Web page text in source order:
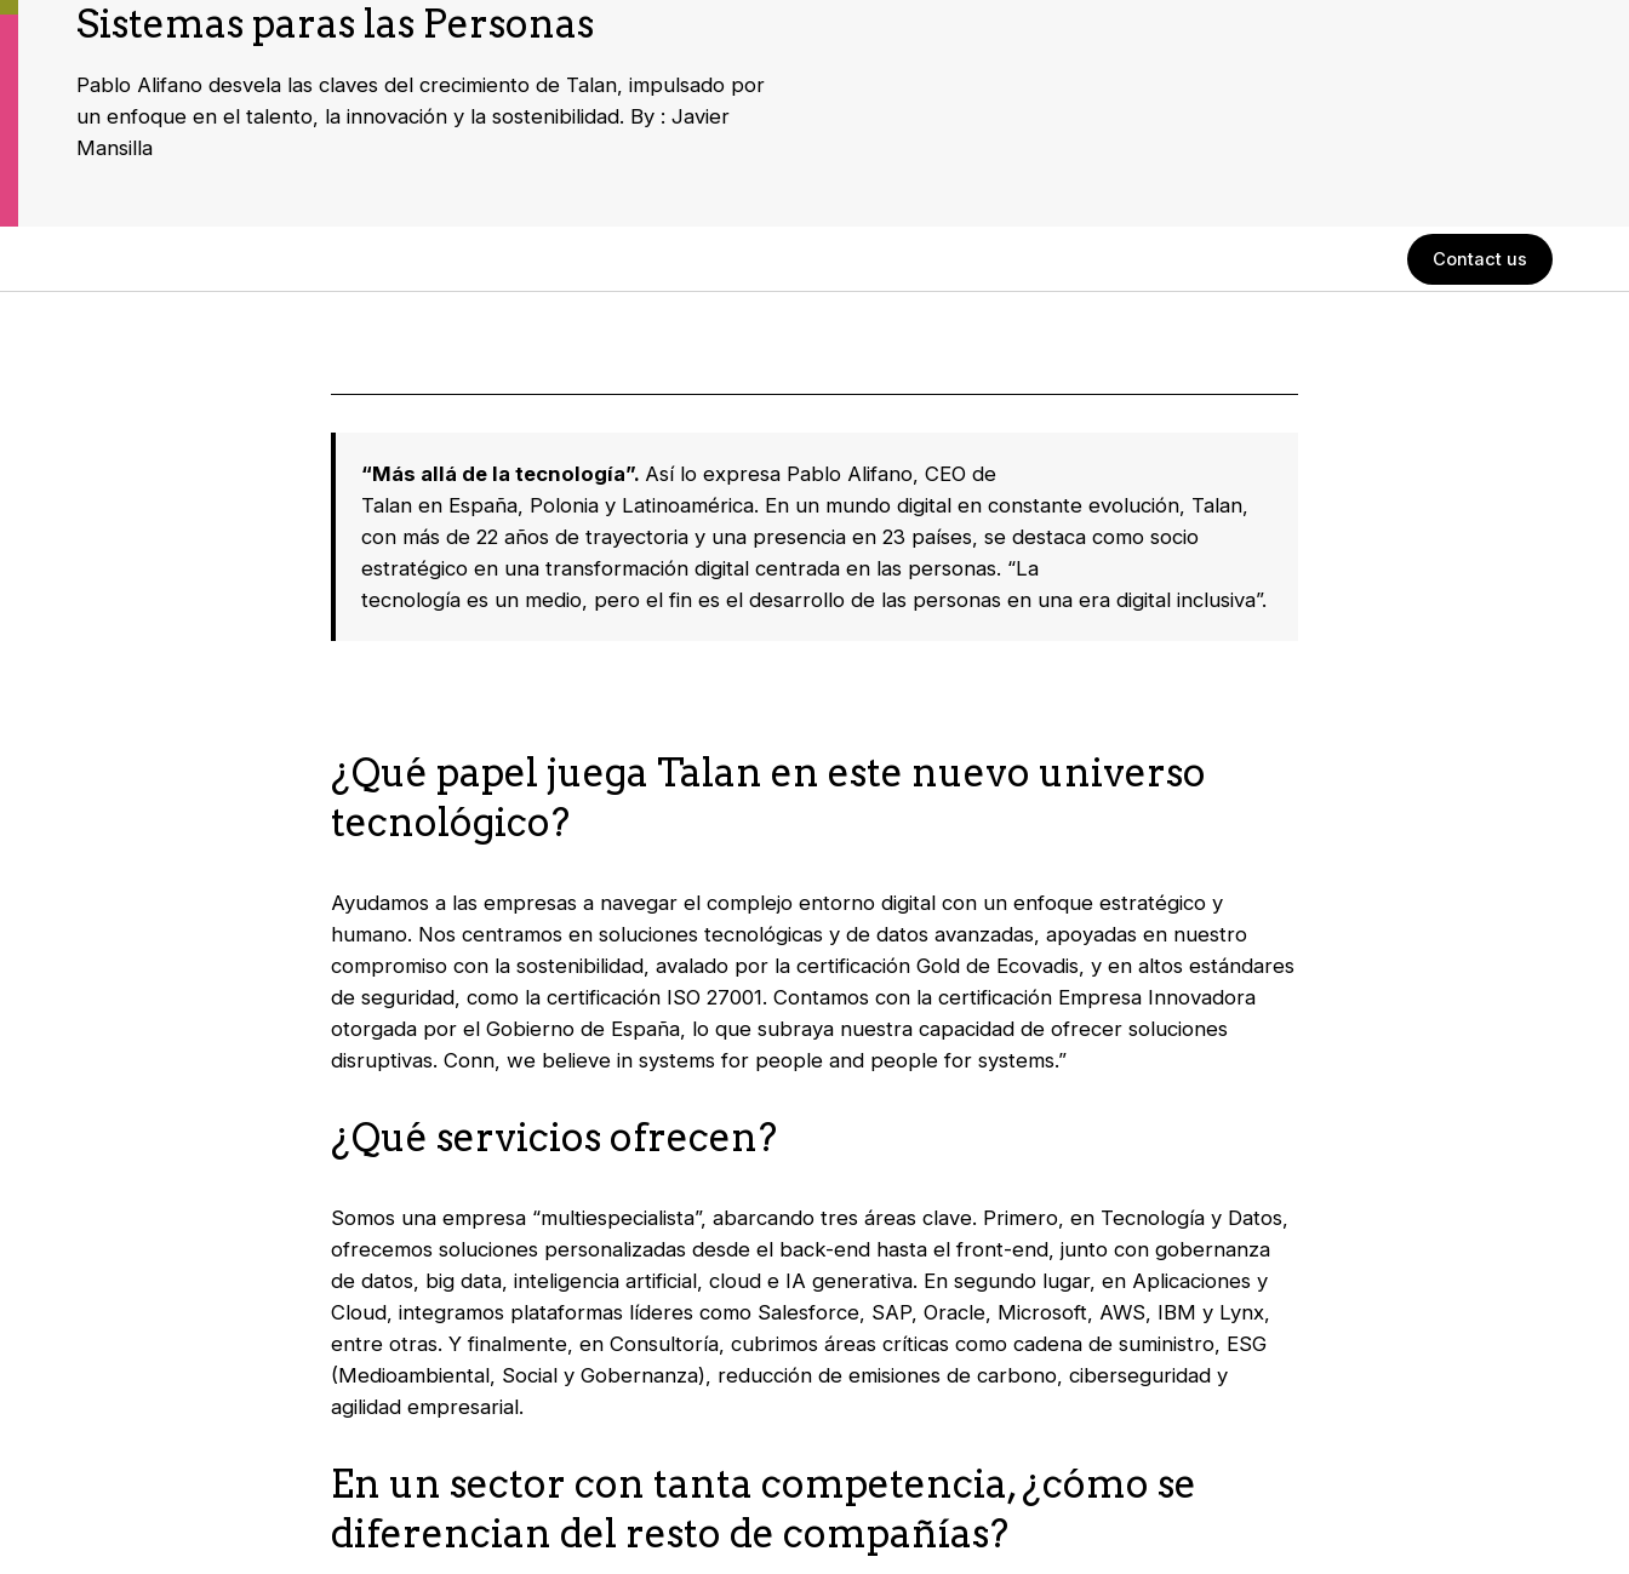
Sistemas paras las Personas
Pablo Alifano desvela las claves del crecimiento de Talan, impulsado por
un enfoque en el talento, la innovación y la sostenibilidad. By : Javier
Mansilla
Contact us
“Más allá de la tecnología”. Así lo expresa Pablo Alifano, CEO de
Talan en España, Polonia y Latinoamérica. En un mundo digital en constante evolución, Talan,
con más de 22 años de trayectoria y una presencia en 23 países, se destaca como socio
estratégico en una transformación digital centrada en las personas. “La
tecnología es un medio, pero el fin es el desarrollo de las personas en una era digital inclusiva”.
¿Qué papel juega Talan en este nuevo universo
tecnológico?
Ayudamos a las empresas a navegar el complejo entorno digital con un enfoque estratégico y
humano. Nos centramos en soluciones tecnológicas y de datos avanzadas, apoyadas en nuestro
compromiso con la sostenibilidad, avalado por la certificación Gold de Ecovadis, y en altos estándares
de seguridad, como la certificación ISO 27001. Contamos con la certificación Empresa Innovadora
otorgada por el Gobierno de España, lo que subraya nuestra capacidad de ofrecer soluciones
disruptivas. Conn, we believe in systems for people and people for systems.”
¿Qué servicios ofrecen?
Somos una empresa “multiespecialista”, abarcando tres áreas clave. Primero, en Tecnología y Datos,
ofrecemos soluciones personalizadas desde el back-end hasta elfront-end , junto con gobernanza
de datos, big data , inteligencia artificial, cloud e IA generativa. En segundo lugar, en Aplicaciones y
Cloud, integramos plataformas líderes como Salesforce, SAP, Oracle, Microsoft, AWS, IBM y Lynx,
entre otras. Y finalmente, en Consultoría, cubrimos áreas críticas como cadena de suministro, ESG
(Medioambiental, Social y Gobernanza), reducción de emisiones de carbono, ciberseguridad y
agilidad empresarial.
En un sector con tanta competencia, ¿cómo se
diferencian del resto de compañías?